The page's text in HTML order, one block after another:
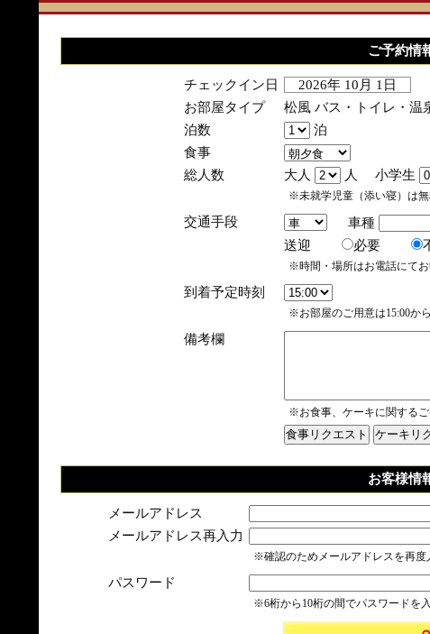
ご予約情
チェックイン日
2026年 10月 1日
お部屋タイプ
松風 バス・トイレ・温
泊数
泊
食事
総人数
大人 人 小学生
※未就学児童（添い寝）は無
交通手段
車種
送迎
必要
※時間・場所はお電話にてお
到着予定時刻
※お部屋のご用意は15:00か
備考欄
※お食事、ケーキに関するご
お客様情
メールアドレス
メールアドレス再入力
※確認のためメールアドレスを再度
パスワード
※6桁から10桁の間でパスワードを入